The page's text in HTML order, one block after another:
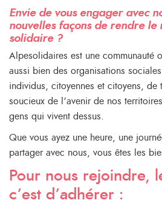
Envie de vous engager avec
nouvelles façons de rendre le
solidaire ?
Alpesolidaires est une communauté
aussi bien des organisations
individus, citoyennes et citoyens, de
soucieux de l’avenir de nos
gens qui vivent dessus.
Que vous ayez une heure, une
partager avec nous, vous êtes les
Pour nous rejoindre,
c’est d’adhérer :